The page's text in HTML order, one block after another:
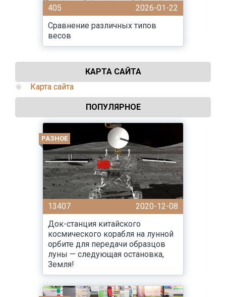
405
2026-01-22
Сравнение различных типов
весов
КАРТА САЙТА
Карта сайта
ПОПУЛЯРНОЕ
РАЗНОЕ
13407
2020-12-08
Док-станция китайского
космического корабля на лунной
орбите для передачи образцов
луны — следующая остановка,
Земля!